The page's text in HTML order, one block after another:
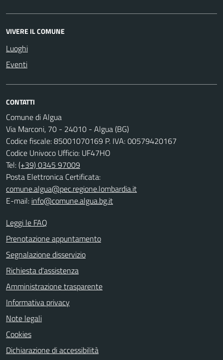
VIVERE IL COMUNE
Luoghi
Eventi
CONTATTI
Comune di Algua
Via Marconi, 70 - 24010 - Algua (BG)
Codice fiscale: 85001070169 P. IVA: 00579420167
Codice Univoco Ufficio: UF47HO
Tel:(+39) 0345 97009
Posta Elettronica Certificata:
comune.algua@pec.regione.lombardia.it
E-mail: info@comune.algua.bg.it
Leggi le FAQ
Prenotazione appuntamento
Segnalazione disservizio
Richiesta d'assistenza
Amministrazione trasparente
Informativa privacy
Note legali
Cookies
Dichiarazione di accessibilità